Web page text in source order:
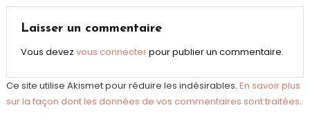
l’article
Laisser un commentaire
Vous devez vous connecterpour publier un commentaire.
Ce site utilise Akismet pour réduire les indésirables. En savoir plus
sur la façon dont les données de vos commentaires sont traitées.